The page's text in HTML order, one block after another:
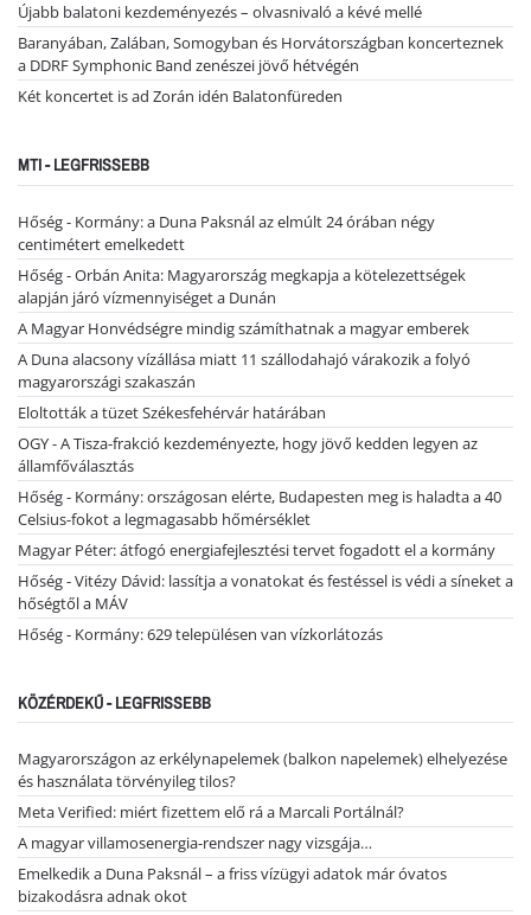
Újabb balatoni kezdeményezés – olvasnivaló a kévé mellé
Baranyában, Zalában, Somogyban és Horvátországban koncerteznek
a DDRF Symphonic Band zenészei jövő hétvégén
Két koncertet is ad Zorán idén Balatonfüreden
MTI - LEGFRISSEBB
Hőség - Kormány: a Duna Paksnál az elmúlt 24 órában négy
centimétert emelkedett
Hőség - Orbán Anita: Magyarország megkapja a kötelezettségek
alapján járó vízmennyiséget a Dunán
A Magyar Honvédségre mindig számíthatnak a magyar emberek
A Duna alacsony vízállása miatt 11 szállodahajó várakozik a folyó
magyarországi szakaszán
Eloltották a tüzet Székesfehérvár határában
OGY - A Tisza-frakció kezdeményezte, hogy jövő kedden legyen az
államfőválasztás
Hőség - Kormány: országosan elérte, Budapesten meg is haladta a 40
Celsius-fokot a legmagasabb hőmérséklet
Magyar Péter: átfogó energiafejlesztési tervet fogadott el a kormány
Hőség - Vitézy Dávid: lassítja a vonatokat és festéssel is védi a síneket a
hőségtől a MÁV
Hőség - Kormány: 629 településen van vízkorlátozás
KÖZÉRDEKŰ - LEGFRISSEBB
Magyarországon az erkélynapelemek (balkon napelemek) elhelyezése
és használata törvényileg tilos?
Meta Verified: miért fizettem elő rá a Marcali Portálnál?
A magyar villamosenergia-rendszer nagy vizsgája…
Emelkedik a Duna Paksnál – a friss vízügyi adatok már óvatos
bizakodásra adnak okot